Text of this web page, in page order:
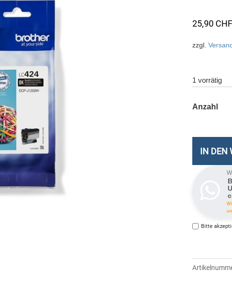
25,90 CHF
zzgl.
1 vorrätig
IN DEN
Bitte